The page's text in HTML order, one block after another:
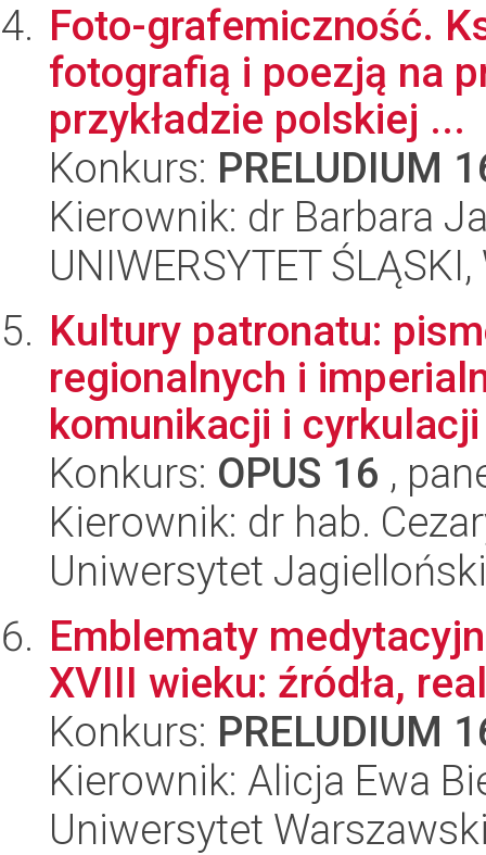
Foto-grafemiczność.
fotografią i poezją na
przykładzie polskiej ...
Konkurs: PRELUDIUM
Kierownik: dr Barbara
UNIWERSYTET
Kultury patronatu:
regionalnych i
komunikacji i
Konkurs: OPUS 16 ,
Kierownik: dr hab.
Uniwersytet
Emblematy
XVIII wieku: źródła,
Konkurs: PRELUDIUM
Kierownik: Alicja Ewa
Uniwersytet